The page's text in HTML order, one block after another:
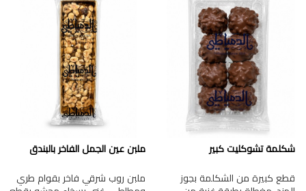
شكلمة تشوكليت كبير
قطع كبيرة من الشكلمة بجوز
ملبن عين الجمل الفاخر بالبندق
ملبن روب شرقي فاخر بقوام طري